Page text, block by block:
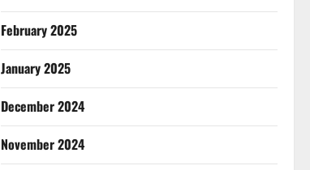
February 2025
January 2025
December 2024
November 2024